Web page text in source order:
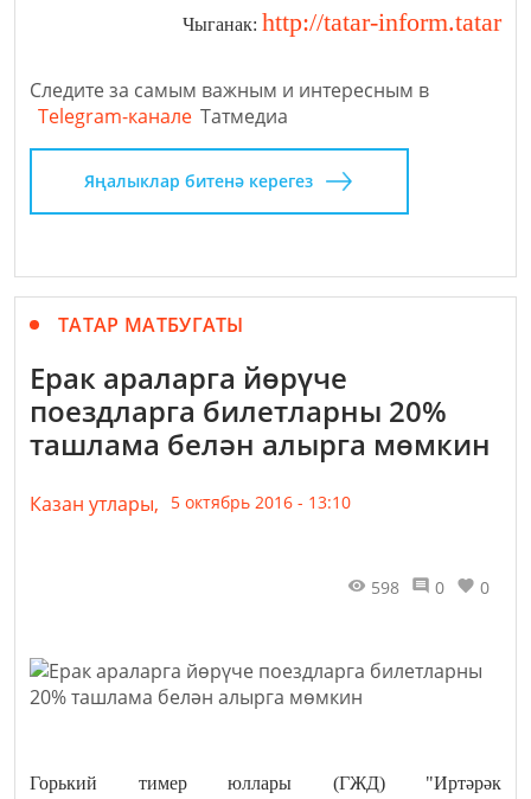
Чыганак: http://tatar-inform.tatar
Следите за самым важным и интересным в
Telegram-канале Татмедиа
Яңалыклар битенә керегез
ТАТАР МАТБУГАТЫ
Ерак араларга йөрүче
поездларга билетларны 20%
ташлама белән алырга мөмкин
Казан утлары, 5 октябрь 2016 - 13:10
598 0 0
Горький тимер юллары (ГЖД) "Иртәрәк